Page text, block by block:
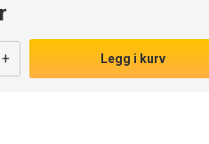
+ Legg i kurv